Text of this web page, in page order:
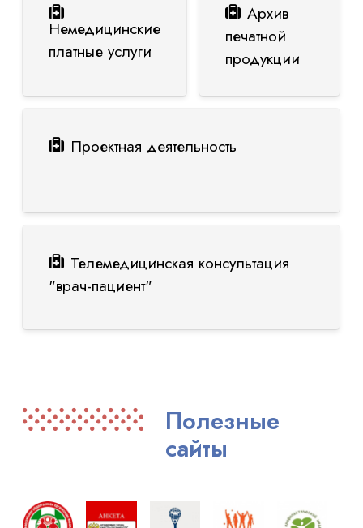
Немедицинские
платные услуги
Архив
печатной
продукции
Проектная деятельность
Телемедицинская консультация
"врач-пациент"
Полезные
сайты